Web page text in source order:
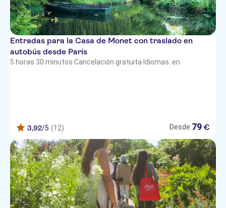
Entradas para la Casa de Monet con traslado en
autobús desde París
5 horas 30 minutos·Cancelación gratuita· Idiomas: en
3,92/5 (12) Desde:79 €